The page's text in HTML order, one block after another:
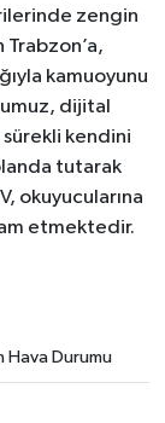
zengin
kamuoyunu
dijital
sürekli kendini
tutarak
okuyucularına
etmektedir.
Hava Durumu